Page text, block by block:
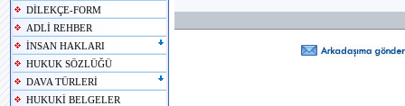
DİLEKÇE-FORM
ADLİ REHBER
İNSAN HAKLARI
HUKUK SÖZLÜĞÜ
DAVA TÜRLERİ
HUKUKİ BELGELER